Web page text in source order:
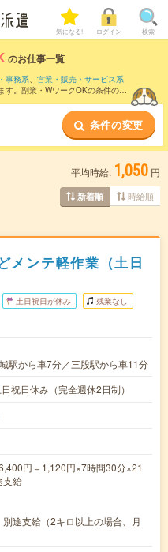
気になる! ログイン 検索
のお仕事一覧
事務系、 営業・販売・サービス系
す。副業・WワークOKの条件の他
条件の変更
平均時給: 1,050 円
新着順 時給順
メンテ軽作業（土日
土日祝日が休み 残業なし
駅から車7分／三股駅から車11分
祝日休み（完全週休2日制）
円＝1,120円×7時間30分×21
支給
途支給（2キロ以上の場合、月